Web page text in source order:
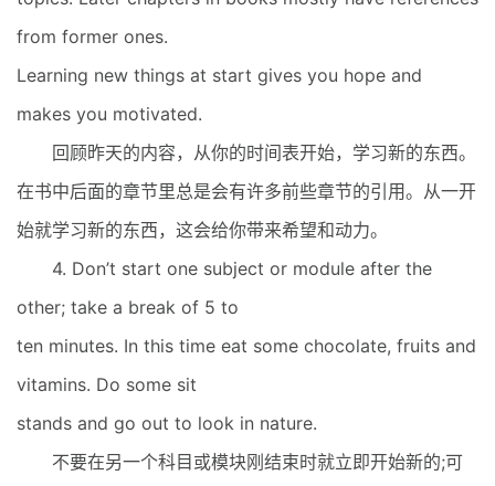
from former ones.
Learning new things at start gives you hope and
makes you motivated.
回顾昨天的内容，从你的时间表开始，学习新的东西。
在书中后面的章节里总是会有许多前些章节的引用。从一开
始就学习新的东西，这会给你带来希望和动力。
4. Don’t start one subject or module after the
other; take a break of 5 to
ten minutes. In this time eat some chocolate, fruits and
vitamins. Do some sit
stands and go out to look in nature.
不要在另一个科目或模块刚结束时就立即开始新的;可